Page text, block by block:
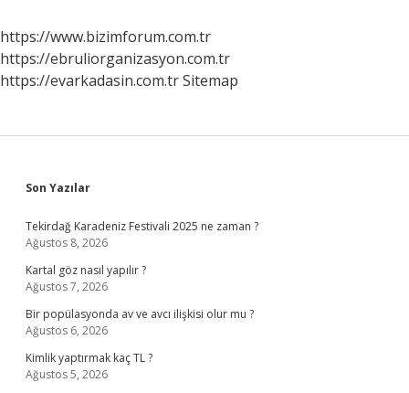
https://www.bizimforum.com.tr
https://ebruliorganizasyon.com.tr
https://evarkadasin.com.trSitemap
Sidebar
Son Yazılar
Tekirdağ Karadeniz Festivali 2025 ne zaman ?
Ağustos 8, 2026
Kartal göz nasıl yapılır ?
Ağustos 7, 2026
Bir popülasyonda av ve avcı ilişkisi olur mu ?
Ağustos 6, 2026
Kimlik yaptırmak kaç TL ?
Ağustos 5, 2026